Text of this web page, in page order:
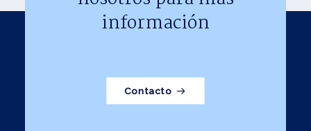
información
Contacto